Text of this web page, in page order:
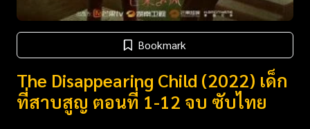
Bookmark
The Disappearing Child (2022) เด็ก
ที่สาบสูญ ตอนที่ 1-12 จบ ซับไทย